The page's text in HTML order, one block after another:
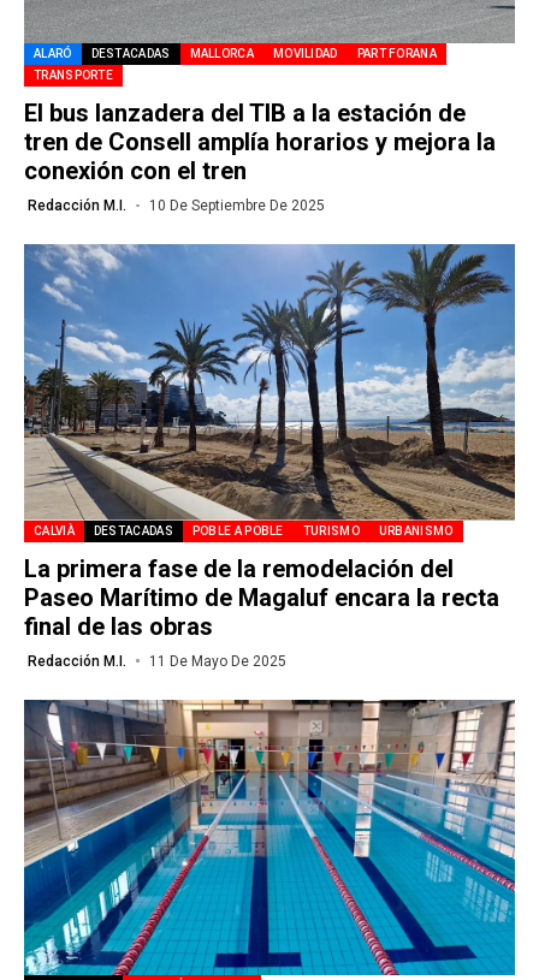
ALARÓ DESTACADAS MALLORCA MOVILIDAD
PART FORANA
TRANSPORTE
El bus lanzadera del TIB a la estación de
tren de Consell amplía horarios y mejora la
conexión con el tren
Redacción M.I. 10 De Septiembre De 2025
CALVIÀ DESTACADAS POBLE A POBLE TURISMO URBANISMO
La primera fase de la remodelación del
Paseo Marítimo de Magaluf encara la recta
final de las obras
Redacción M.I. 11 De Mayo De 2025